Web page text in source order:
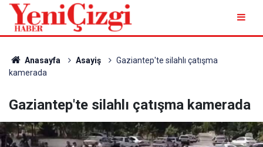
Anasayfa Asayiş
Gaziantep'te silahlı çatışma
kamerada
Gaziantep'te silahlı çatışma kamerada